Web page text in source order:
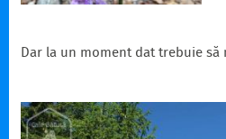
Dar la un moment dat trebuie